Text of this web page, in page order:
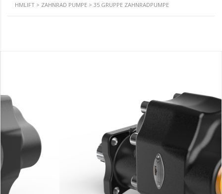
HMLIFT > ZAHNRAD PUMPE > 35 GRUPPE ZAHNRADPUMPE